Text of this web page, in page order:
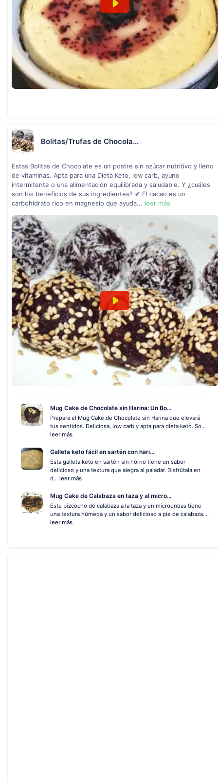
Bolitas/Trufas de Chocola...
Estas Bolitas de Chocolate es un postre sin azúcar nutritivo y lleno
de vitaminas. Apta para una Dieta Keto, low carb, ayuno
intermitente o una alimentación equilibrada y saludable. Y ¿cuáles
son los beneficios de sus ingredientes? ✔ El cacao es un
carbohidrato rico en magnesio que ayuda... leer más
Mug Cake de Chocolate sin Harina: Un Bo...
Prepara el Mug Cake de Chocolate sin Harina que elevará
tus sentidos. Deliciosa, low carb y apta para dieta keto. So...
leer más
Galleta keto fácil en sartén con hari...
Esta galleta keto en sartén sin horno tiene un sabor
delicioso y una textura que alegra al paladar. Disfrútala en
d... leer más
Mug Cake de Calabaza en taza y al micro...
Este bizcocho de calabaza a la taza y en microondas tiene
una textura húmeda y un sabor delicioso a pie de calabaza....
leer más